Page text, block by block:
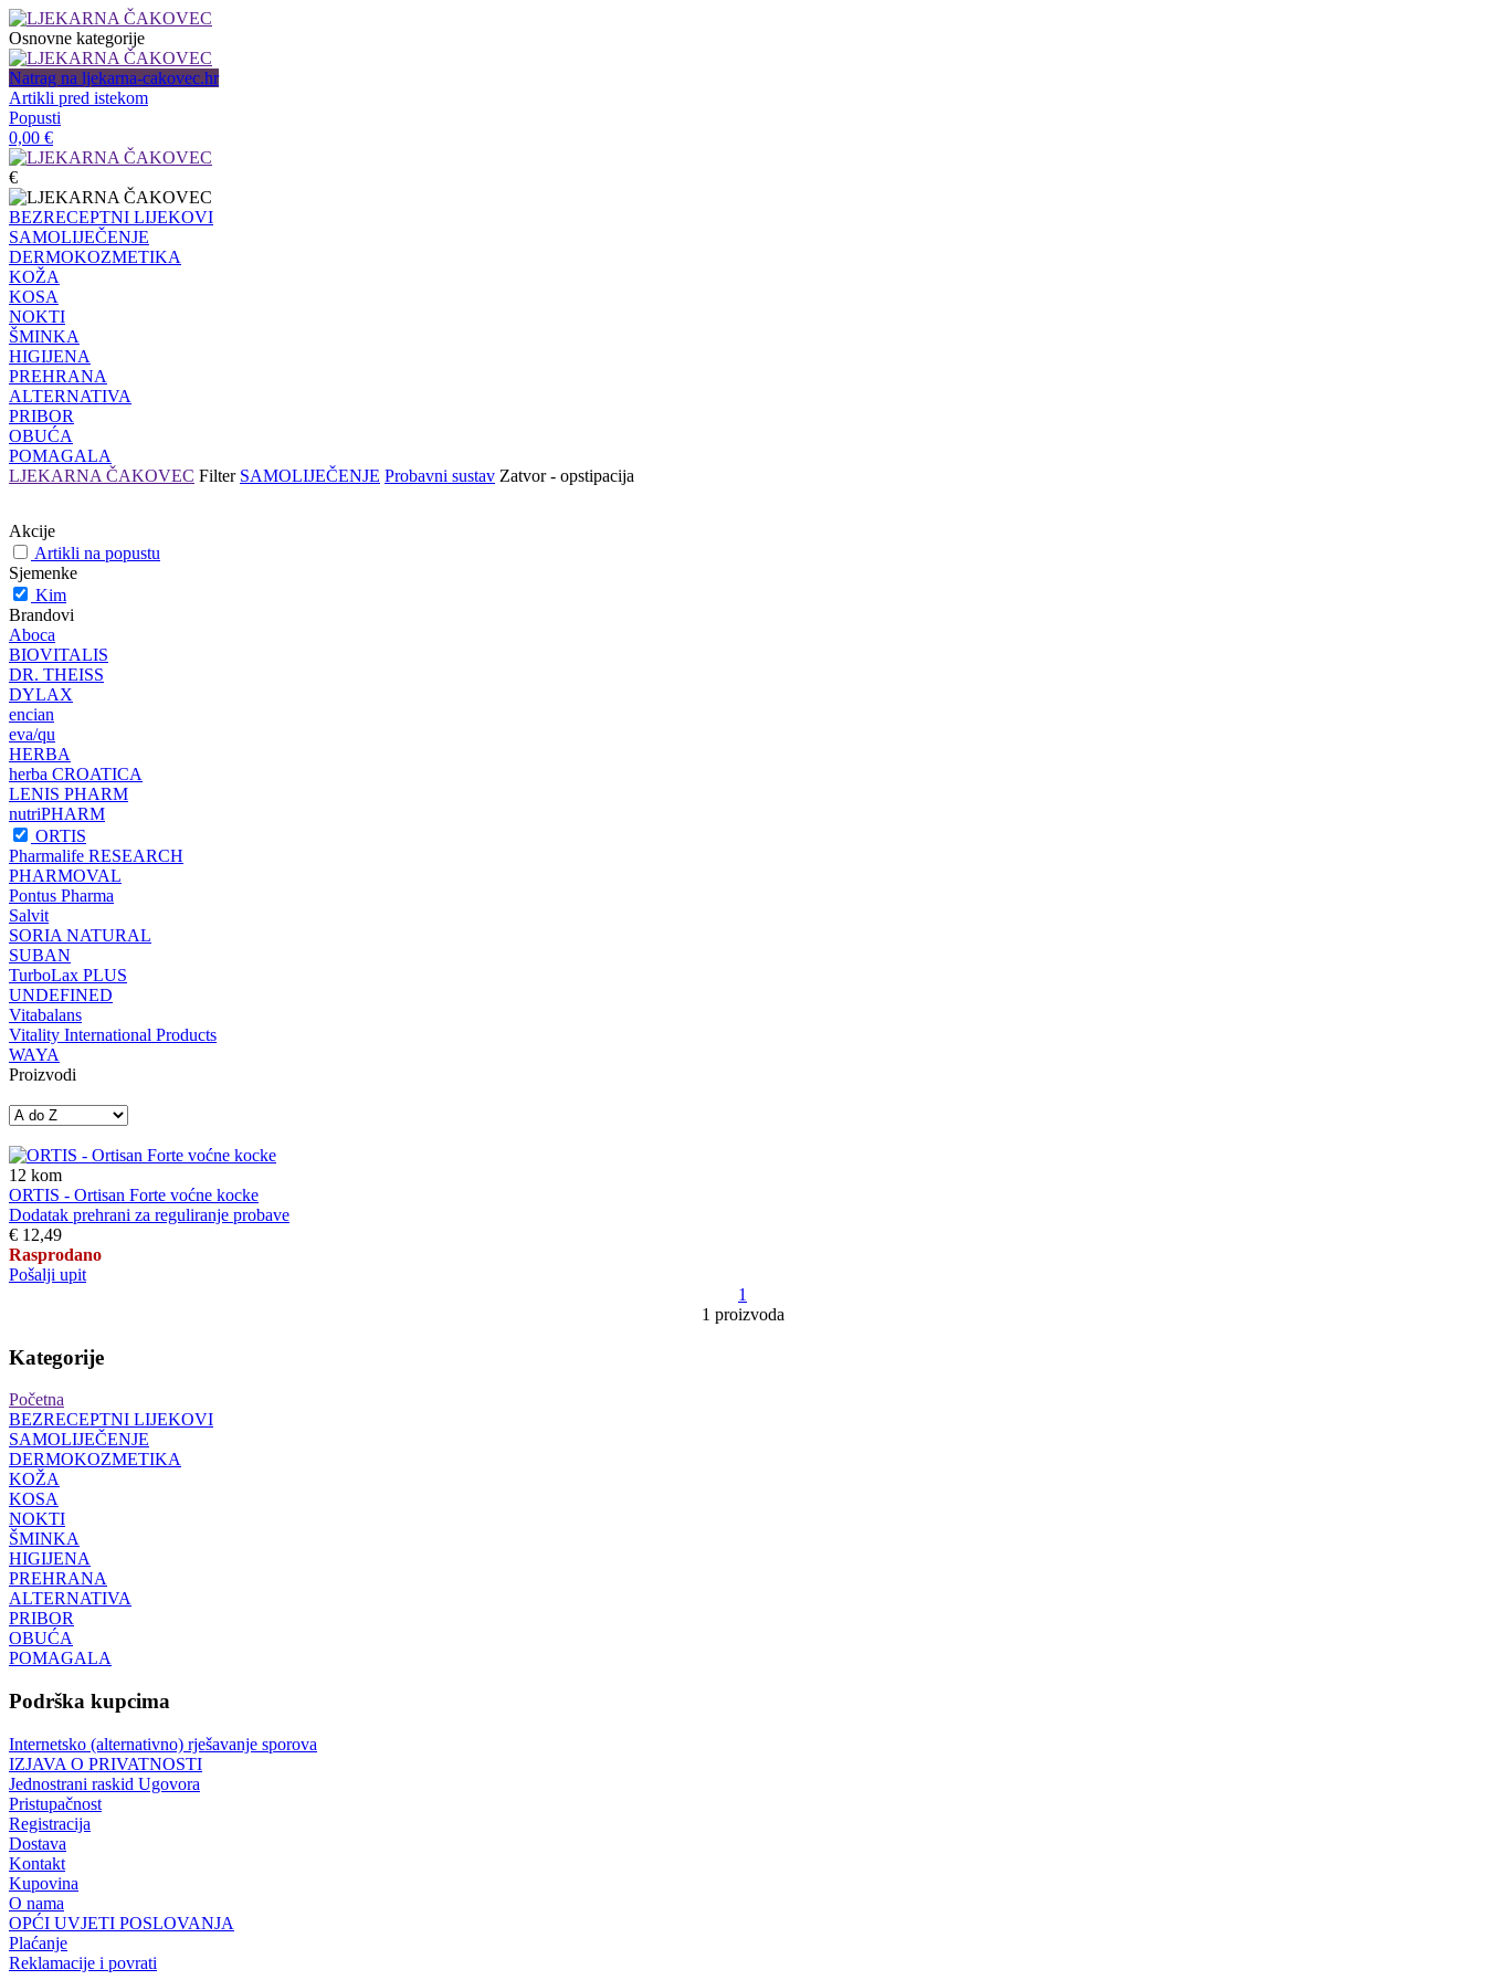
Osnovne kategorije
Natrag na ljekarna-cakovec.hr
Artikli pred istekom
Popusti
0,00 €
€
BEZRECEPTNI LIJEKOVI
SAMOLIJEČENJE
DERMOKOZMETIKA
KOŽA
KOSA
NOKTI
ŠMINKA
HIGIJENA
PREHRANA
ALTERNATIVA
PRIBOR
OBUĆA
POMAGALA
LJEKARNA ČAKOVEC Filter SAMOLIJEČENJE Probavni sustav Zatvor - opstipacija
Akcije
Artikli na popustu
Sjemenke
Kim
Brandovi
Aboca
BIOVITALIS
DR. THEISS
DYLAX
encian
eva/qu
HERBA
herba CROATICA
LENIS PHARM
nutriPHARM
ORTIS
Pharmalife RESEARCH
PHARMOVAL
Pontus Pharma
Salvit
SORIA NATURAL
SUBAN
TurboLax PLUS
UNDEFINED
Vitabalans
Vitality International Products
WAYA
Proizvodi
12 kom
ORTIS - Ortisan Forte voćne kocke
Dodatak prehrani za reguliranje probave
€ 12,49
Rasprodano
Pošalji upit
1
1 proizvoda
Kategorije
Početna
BEZRECEPTNI LIJEKOVI
SAMOLIJEČENJE
DERMOKOZMETIKA
KOŽA
KOSA
NOKTI
ŠMINKA
HIGIJENA
PREHRANA
ALTERNATIVA
PRIBOR
OBUĆA
POMAGALA
Podrška kupcima
Internetsko (alternativno) rješavanje sporova
IZJAVA O PRIVATNOSTI
Jednostrani raskid Ugovora
Pristupačnost
Registracija
Dostava
Kontakt
Kupovina
O nama
OPĆI UVJETI POSLOVANJA
Plaćanje
Reklamacije i povrati